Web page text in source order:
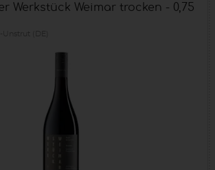
Werkstück Weimar trocken - 0,75